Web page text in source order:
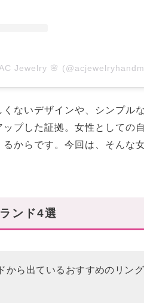
ないデザインや、シンプル
プした証拠。女性としての
からです。今回は、そんな
ンド4選
から出ているおすすめのリン